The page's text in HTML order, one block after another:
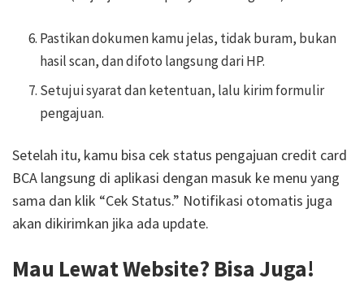
Pastikan dokumen kamu jelas, tidak buram, bukan
hasil scan, dan difoto langsung dari HP.
Setujui syarat dan ketentuan, lalu kirim formulir
pengajuan.
Setelah itu, kamu bisa cek status pengajuan credit card
BCA langsung di aplikasi dengan masuk ke menu yang
sama dan klik “Cek Status.” Notifikasi otomatis juga
akan dikirimkan jika ada update.
Mau Lewat Website? Bisa Juga!